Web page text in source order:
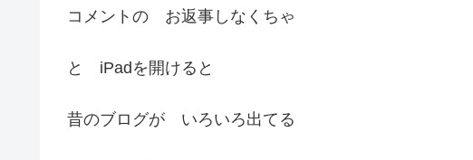
コメントの お返事しなくちゃ
と iPadを開けると
昔のブログが いろいろ出てる